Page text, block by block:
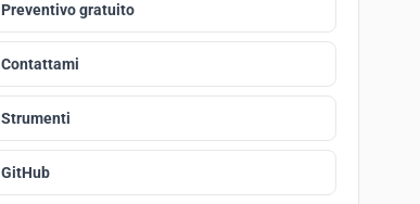
Preventivo gratuito
Contattami
Strumenti
GitHub